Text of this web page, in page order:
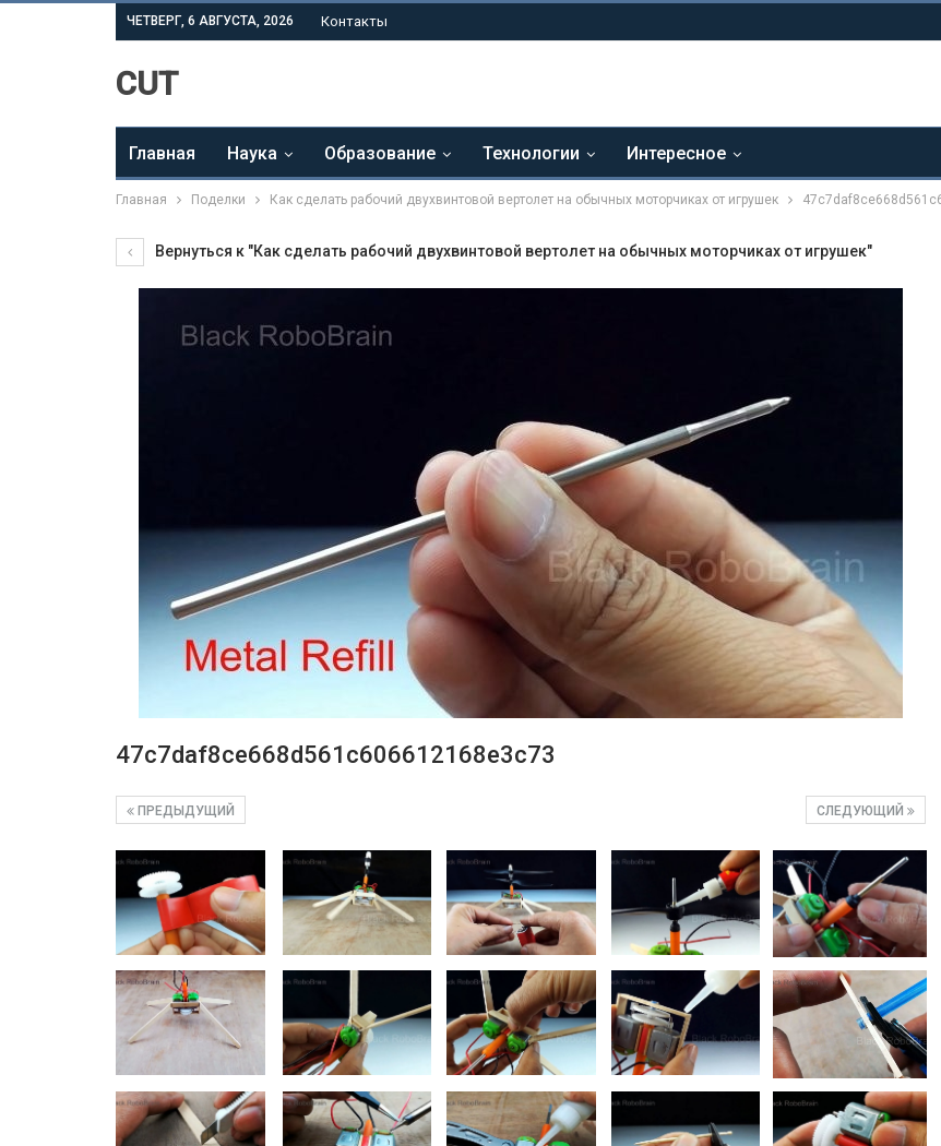
ЧЕТВЕРГ, 6 АВГУСТА, 2026 Контакты
CUT
Главная Наука Образование Технологии Интересное
Главная Поделки Как сделать рабочий двухвинтовой вертолет на обычных моторчиках от игрушек
Вернуться к "Как сделать рабочий двухвинтовой вертолет на обычных моторчиках от игрушек"
47c7daf8ce668d561c606612168e3c73
СЛЕДУЮЩИЙ
ПРЕДЫДУЩИЙ